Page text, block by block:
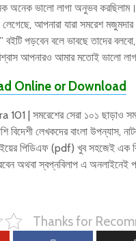
অনেক ভালো লাগা অনুভব
আপনারা যারা সমরেশ
বইটি পড়বেন বলে ভাবছে তাদের
আপনারও আমার মতোই ভালো
Online or Download
| সমরেশের সেরা ১০১ ছাড়াও
বিদেশী লেখকদের বাংলা উপন্যাস,
পিডিএফ (pdf) খুব সহজেই এক
অথবা স্বপ্নবিলাপ এ অনলাইনেই
Thanks for